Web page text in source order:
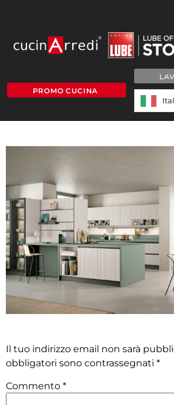
PROMO CUCINA
Il tuo indirizzo email non sarà
obbligatori sono contrassegnati *
Commento *